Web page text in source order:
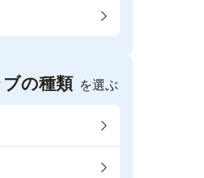
の種類 を選ぶ